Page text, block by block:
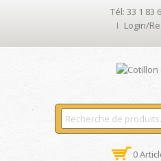
Tél: 33 1 83
Login/
0